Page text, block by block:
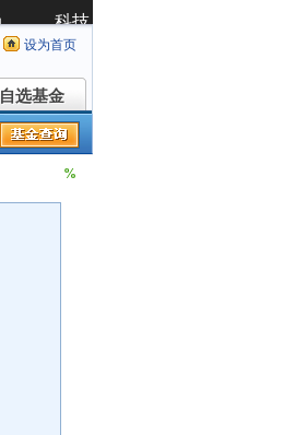
设为首页
自选基金
自选基金
%